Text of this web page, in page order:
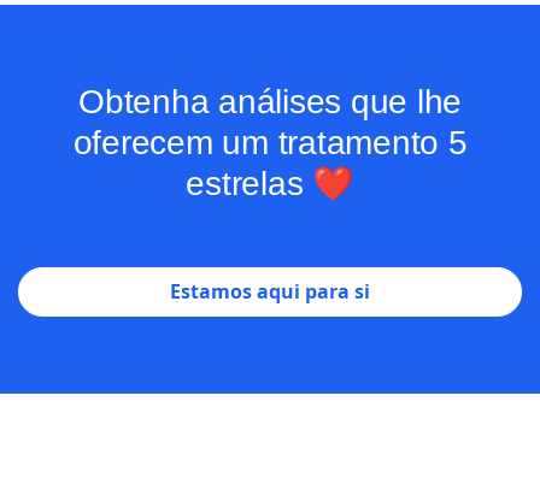
Obtenha análises que lhe
oferecem um tratamento 5
estrelas ❤️
Estamos aqui para si